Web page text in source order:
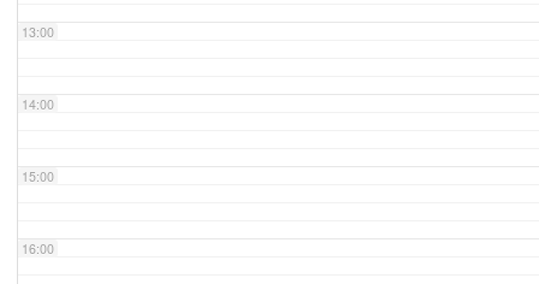
13:00
14:00
15:00
16:00